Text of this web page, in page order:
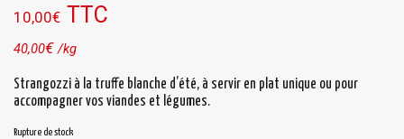
10,00€ TTC
40,00€ /kg
Strangozzi à la truffe blanche d’été, à servir en plat unique ou pour
accompagner vos viandes et légumes.
Rupture de stock